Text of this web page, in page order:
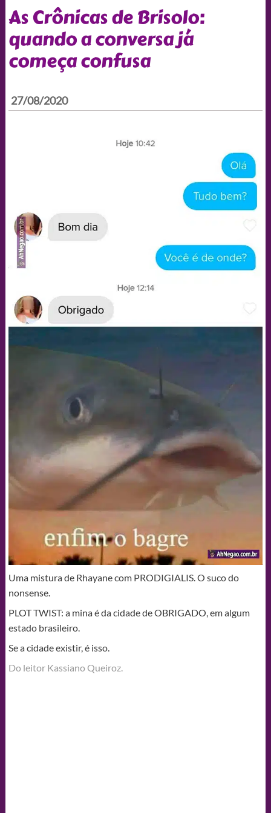
As Crônicas de Brisolo:
quando a conversa já
começa confusa
27/08/2020
Uma mistura de Rhayane com PRODIGIALIS. O suco do
nonsense.
PLOT TWIST: a mina é da cidade de OBRIGADO, em algum
estado brasileiro.
Se a cidade existir, é isso.
Do leitor Kassiano Queiroz.